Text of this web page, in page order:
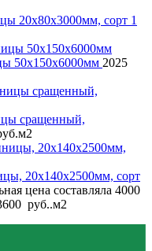
20x80x3000мм, сорт 1
50x150x6000мм 2025
сращенный,
м2
20x140x2500мм, сорт
цена составляла 4000
руб..м2